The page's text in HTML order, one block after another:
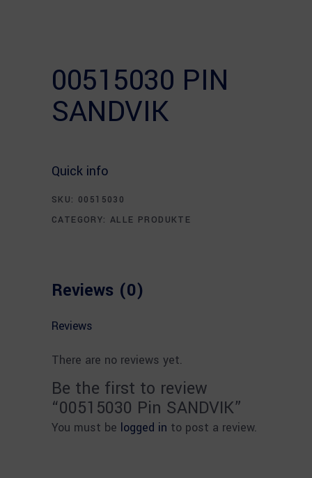
00515030 PIN
SANDVIK
Quick info
SKU: 00515030
CATEGORY:ALLE PRODUKTE
Reviews (0)
Reviews
There are no reviews yet.
Be the first to review
“00515030 Pin SANDVIK”
You must be logged in to post a review.